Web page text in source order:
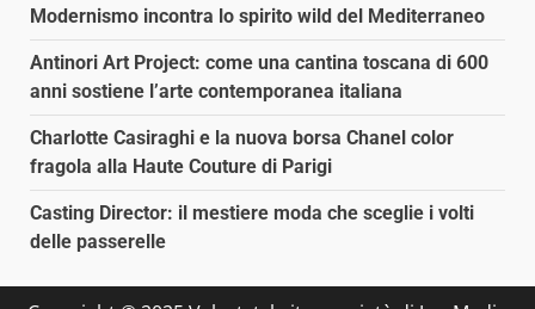
Modernismo incontra lo spirito wild del Mediterraneo
Antinori Art Project: come una cantina toscana di 600
anni sostiene l’arte contemporanea italiana
Charlotte Casiraghi e la nuova borsa Chanel color
fragola alla Haute Couture di Parigi
Casting Director: il mestiere moda che sceglie i volti
delle passerelle